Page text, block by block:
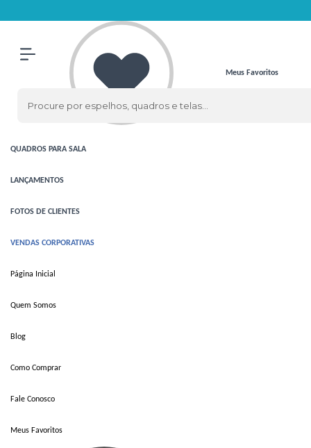
ESPELHOS CLÁSSICOS
COM LED
QUADROS PARA SALA
LANÇAMENTOS
FOTOS DE CLIENTES
VENDAS CORPORATIVAS
Página Inicial
Quem Somos
Blog
Como Comprar
Fale Conosco
Meus Favoritos
Meus Favoritos